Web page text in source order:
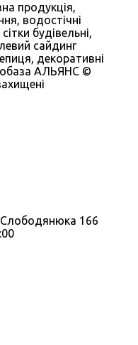
продукція,
водостічні
будівельні,
сайдинг
декоративні
АЛЬЯНС ©
Слободянюка 166